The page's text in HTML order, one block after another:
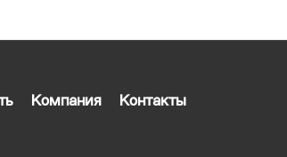
Компания Контакты